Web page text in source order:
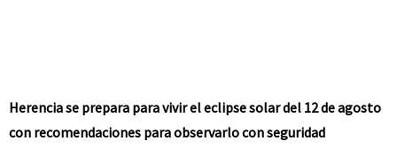
Herencia se prepara para vivir el eclipse solar del 12 de agosto
con recomendaciones para observarlo con seguridad